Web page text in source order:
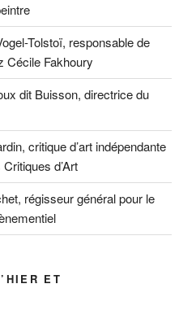
Tolstoï, responsable de
Cécile Fakhoury
dit Buisson, directrice du
critique d’art indépendante
d’Art
régisseur général pour le
ET